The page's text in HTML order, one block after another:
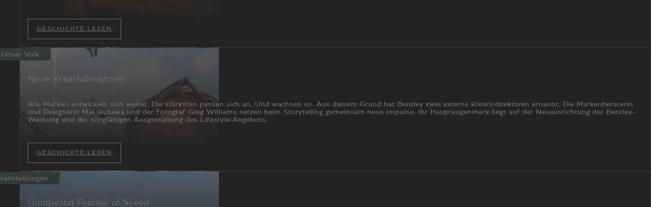
GESCHICHTE LESEN
Unser Volk
Neue Kreativdirektoren
Alle Marken entwickeln sich weiter. Die stärksten passen sich an. Und wachsen so. Aus diesem Grund hat Bentley zwei externe Kreativdirektoren ernannt. Die Markenberaterin
und Designerin Mai Ikuzawa und der Fotograf Greg Williams setzen beim Storytelling gemeinsam neue Impulse. Ihr Hauptaugenmerk liegt auf der Neuausrichtung der Bentley-
Werbung und der sorgfältigen Ausgestaltung des Lifestyle-Angebots.
GESCHICHTE LESEN
Goodwood Festival of Speed